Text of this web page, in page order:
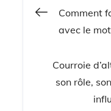
Comment
avec le
Courroie
son rôle,